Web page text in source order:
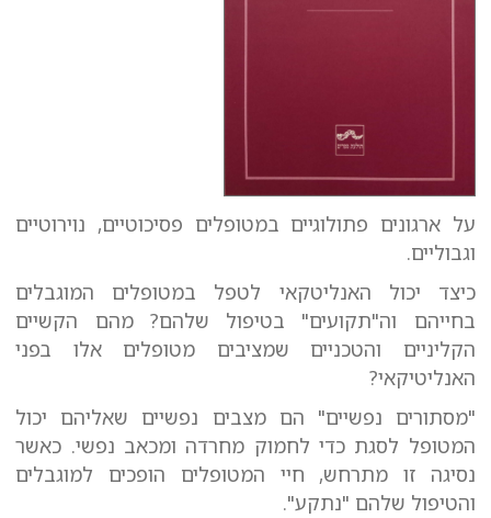
על ארגונים פתולוגיים במטופלים פסיכוטיים, נוירוטיים
וגבוליים.
כיצד יכול האנליטקאי לטפל במטופלים המוגבלים
בחייהם וה"תקועים" בטיפול שלהם? מהם הקשיים
הקליניים והטכניים שמציבים מטופלים אלו בפני
האנליטיקאי?
"מסתורים נפשיים" הם מצבים נפשיים שאליהם יכול
המטופל לסגת כדי לחמוק מחרדה ומכאב נפשי. כאשר
נסיגה זו מתרחש, חיי המטופלים הופכים למוגבלים
והטיפול שלהם "נתקע".